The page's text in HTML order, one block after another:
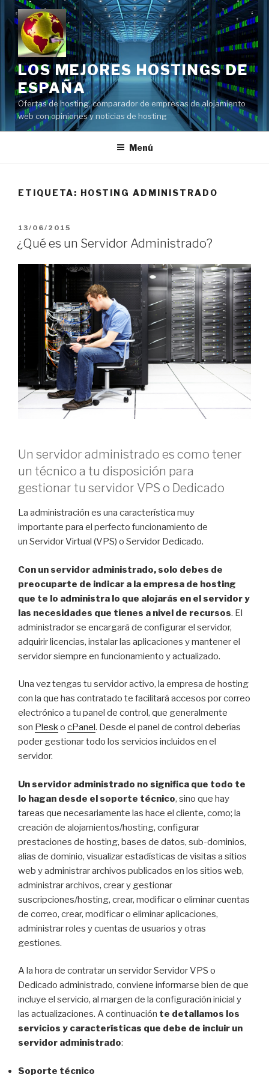
Saltar
contenido
LOS MEJORES HOSTINGS DE
ESPAÑA
Ofertas de hosting, comparador de empresas de alojamiento
web con opiniones y noticias de hosting
Menú
ETIQUETA: HOSTING ADMINISTRADO
PUBLICADO
EL
13/06/2015
¿Qué es un Servidor Administrado?
Un servidor administrado es como tener
un técnico a tu disposición para
gestionar tu servidor VPS o Dedicado
La administración es una característica muy
importante para el perfecto funcionamiento de
un Servidor Virtual (VPS) o Servidor Dedicado.
Con un servidor administrado, solo debes de
preocuparte de indicar a la empresa de hosting
que te lo administra lo que alojarás en el servidor y
las necesidades que tienes a nivel de recursos. El
administrador se encargará de configurar el servidor,
adquirir licencias, instalar las aplicaciones y mantener el
servidor siempre en funcionamiento y actualizado.
Una vez tengas tu servidor activo, la empresa de hosting
con la que has contratado te facilitará accesos por correo
electrónico a tu panel de control, que generalmente
son Plesko cPanel . Desde el panel de control deberías
poder gestionar todo los servicios incluidos en el
servidor.
Un servidor administrado no significa que todo te
lo hagan desde el soporte técnico, sino que hay
tareas que necesariamente las hace el cliente, como; la
creación de alojamientos/hosting, configurar
prestaciones de hosting, bases de datos, sub-dominios,
alias de dominio, visualizar estadísticas de visitas a sitios
web y administrar archivos publicados en los sitios web,
administrar archivos, crear y gestionar
suscripciones/hosting, crear, modificar o eliminar cuentas
de correo, crear, modificar o eliminar aplicaciones,
administrar roles y cuentas de usuarios y otras
gestiones.
A la hora de contratar un servidor Servidor VPS o
Dedicado administrado, conviene informarse bien de que
incluye el servicio, al margen de la configuración inicial y
las actualizaciones. A continuación te detallamos los
servicios y características que debe de incluir un
servidor administrado:
Soporte técnico